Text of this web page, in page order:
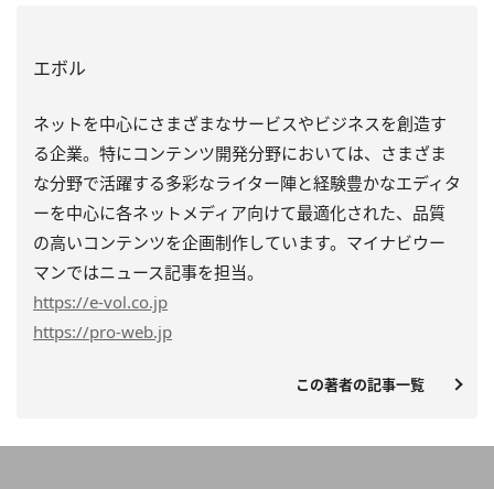
エボル
ネットを中心にさまざまなサービスやビジネスを創造す
る企業。特にコンテンツ開発分野においては、さまざま
な分野で活躍する多彩なライター陣と経験豊かなエディタ
ーを中心に各ネットメディア向けて最適化された、品質
の高いコンテンツを企画制作しています。マイナビウー
マンではニュース記事を担当。
https://e-vol.co.jp
https://pro-web.jp
この著者の記事一覧